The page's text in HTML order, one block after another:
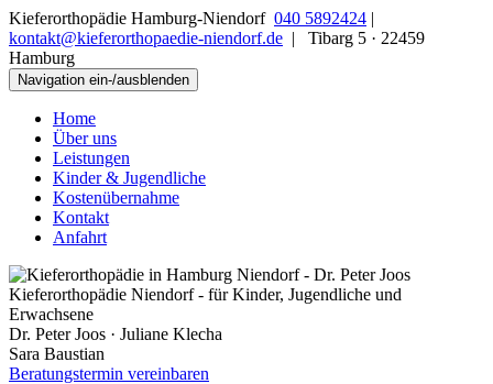
Kieferorthopädie Hamburg-Niendorf 040 5892424 |
kontakt@kieferorthopaedie-niendorf.de | Tibarg 5 · 22459
Hamburg
Navigation ein-/ausblenden
Home
Über uns
Leistungen
Kinder & Jugendliche
Kostenübernahme
Kontakt
Anfahrt
Kieferorthopädie Niendorf - für Kinder, Jugendliche und
Erwachsene
Dr. Peter Joos · Juliane Klecha
Sara Baustian
Beratungstermin vereinbaren